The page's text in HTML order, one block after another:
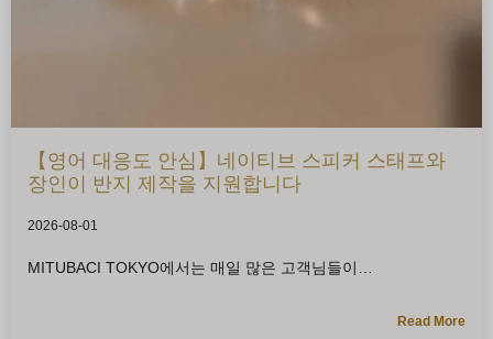
【영어 대응도 안심】네이티브 스피커 스태프와
장인이 반지 제작을 지원합니다
2026-08-01
MITUBACI TOKYO에서는 매일 많은 고객님들이
Read More